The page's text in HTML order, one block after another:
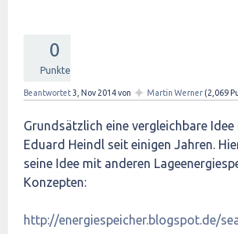
0
Punkte
Beantwortet 3, Nov 2014von ✦ Martin Werner (2,069
Grundsätzlich eine vergleichbare
Eduard Heindl seit einigen Jahren.
seine Idee mit anderen
Konzepten:
http://energiespeicher.blogspot.de/